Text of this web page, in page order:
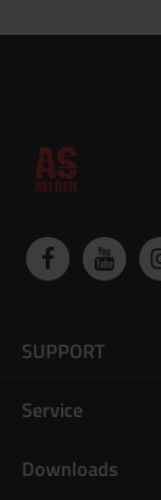
SUPPORT
Service
Downloads